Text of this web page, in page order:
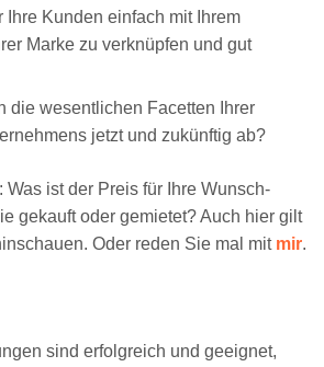
Ihre Kunden einfach mit Ihrem
Marke zu verknüpfen und gut
die wesentlichen Facetten Ihrer
jetzt und zukünftig ab?
Was ist der Preis für Ihre Wunsch-
gekauft oder gemietet? Auch hier gilt
Oder reden Sie mal mit mir.
sind erfolgreich und geeignet,